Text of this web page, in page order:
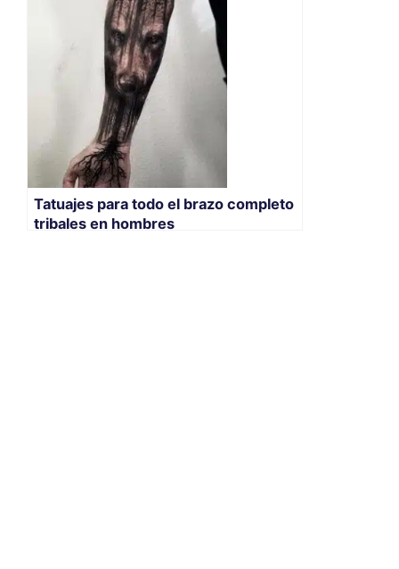
Tatuajes para todo el brazo completo
tribales en hombres